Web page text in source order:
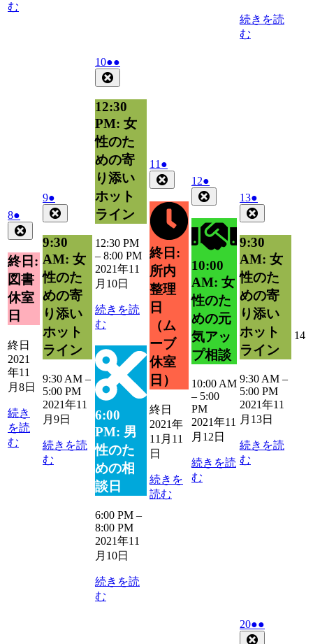
む
続きを読
む
82021
年
11
月
8
日
●
件
の
イ
ベ
ン
ト)
終日:
図書
休室
日
終日
2021
年11
月8日
続き
を読
む
92021
年
11
月
日
●
件
の
イ
ベ
ト)
9:30
AM: 女
性のた
めの寄
り添い
ホット
ライン
9:30 AM –
5:00 PM
2021年11
月9日
続きを読
む
102021
年
11
月
日
●●
件
の
イ
ベ
ン
ト)
12:30
PM: 女
性のた
めの寄
り添い
ホット
ライン
12:30 PM
– 8:00 PM
2021年11
月10日
続きを読
む
6:00
PM: 男
性のた
めの相
談日
6:00 PM –
8:00 PM
2021年11
月10日
続きを読
む
11 2021
年
11
月
●
件
の
イ
ベ
ン
ト)
終日:
所内
整理
日
（ム
ーブ
休室
日）
終日
2021年
11月11
日
続きを
読む
122021
年
11
月
12
日
●
件
の
イ
ベ
ン
ト)
10:00
AM: 女
性のた
めの元
気アッ
プ相談
10:00 AM
– 5:00
PM
2021年11
月12日
続きを読
む
132021
年
11
月
日
●
件
の
イ
ベ
ト)
9:30
AM: 女
性のた
めの寄
り添い
ホット
ライン
9:30 AM –
5:00 PM
2021年11
月13日
続きを読
む
14
202021
年
●●
件